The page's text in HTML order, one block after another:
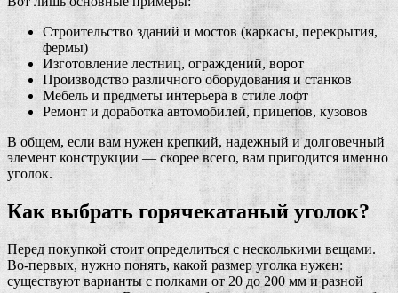
Строительство зданий и мостов (каркасы, перекрытия,
фермы)
Изготовление лестниц, ограждений, ворот
Производство различного оборудования и станков
Мебель и предметы интерьера в стиле лофт
Ремонт и доработка автомобилей, прицепов, кузовов
В общем, если вам нужен крепкий, надежный и долговечный
элемент конструкции — скорее всего, вам пригодится именно
уголок.
Как выбрать горячекатаный уголок?
Перед покупкой стоит определиться с несколькими вещами.
Во-первых, нужно понять, какой размер уголка нужен:
существуют варианты с полками от 20 до 200 мм и разной